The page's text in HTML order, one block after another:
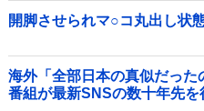
開脚させられマ○コ丸出し状
海外「全部日本の真似だっ
番組が最新SNSの数十年先を